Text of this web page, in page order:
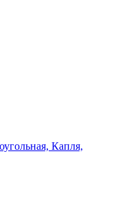
Капля,